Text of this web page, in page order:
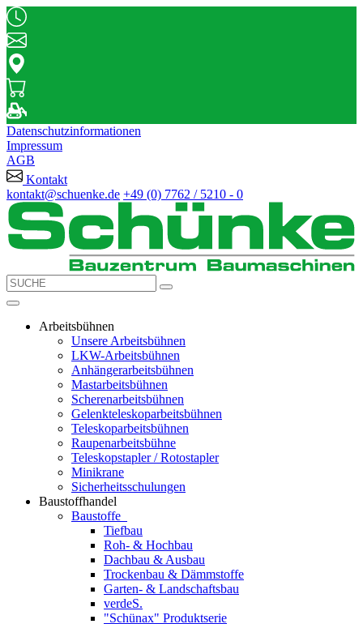
Datenschutzinformationen
Impressum
AGB
Kontakt
kontakt@schuenke.de +49 (0) 7762 / 5210 - 0
Arbeitsbühnen
Unsere Arbeitsbühnen
LKW-Arbeitsbühnen
Anhängerarbeitsbühnen
Mastarbeitsbühnen
Scherenarbeitsbühnen
Gelenkteleskoparbeitsbühnen
Teleskoparbeitsbühnen
Raupenarbeitsbühne
Teleskopstapler / Rotostapler
Minikrane
Sicherheitsschulungen
Baustoffhandel
Baustoffe
Tiefbau
Roh- & Hochbau
Dachbau & Ausbau
Trockenbau & Dämmstoffe
Garten- & Landschaftsbau
verdeS.
"Schünax" Produktserie